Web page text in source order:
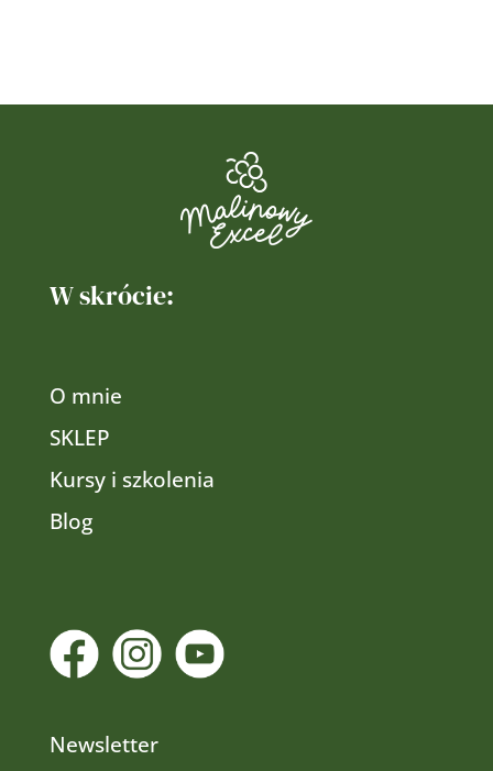
W skrócie:
O mnie
SKLEP
Kursy i szkolenia
Blog
Newsletter